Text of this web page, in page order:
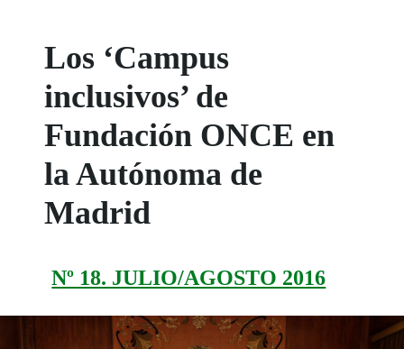
Los ‘Campus
inclusivos’ de
Fundación ONCE en
la Autónoma de
Madrid
Nº 18. JULIO/AGOSTO 2016